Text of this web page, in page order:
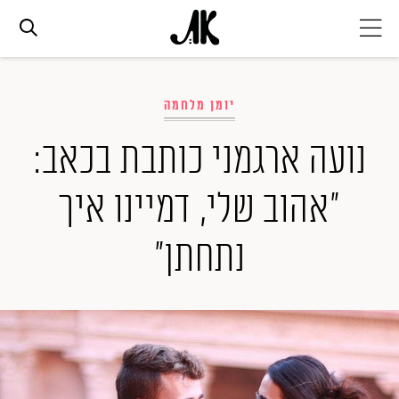
אופנה
ביוטי
סלבס
ערוצים נוספים
המגזין
יומן מלחמה
נועה ארגמני כותבת בכאב:
"אהוב שלי, דמיינו איך
נתחתן"